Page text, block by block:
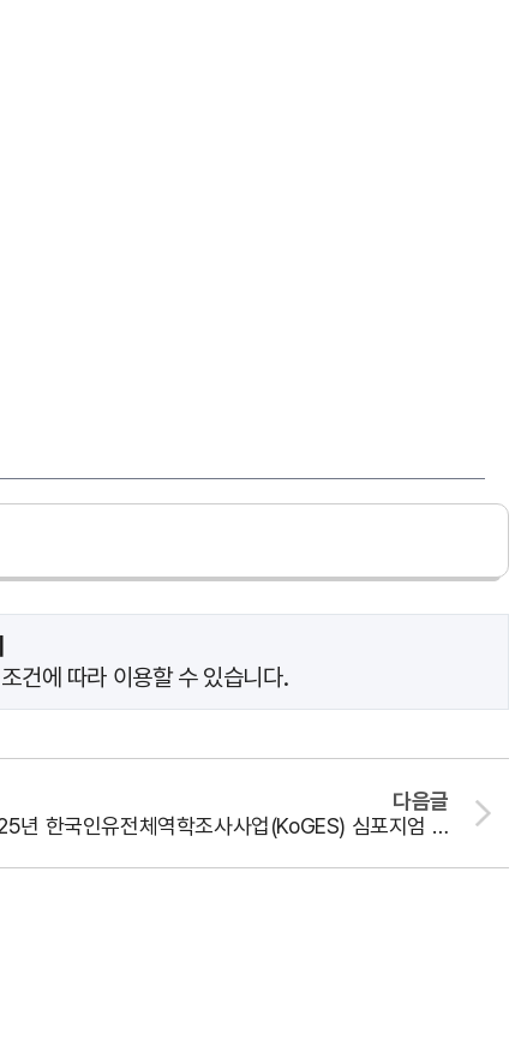
건에 따라 이용할 수 있습니다.
다음글
2025년 한국인유전체역학조사사업(KoGES) 심포지엄 개최 안내 (12. 16.)